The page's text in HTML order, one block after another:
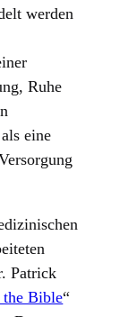
werden
Ruhe
eine
Patrick
the Bible“